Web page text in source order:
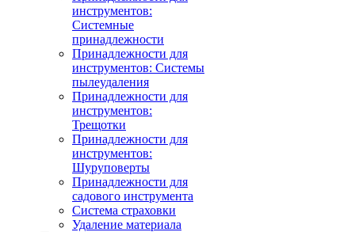
инструментов:
Системные
принадлежности
Принадлежности для
инструментов: Системы
пылеудаления
Принадлежности для
инструментов:
Трещотки
Принадлежности для
инструментов:
Шуруповерты
Принадлежности для
садового инструмента
Система страховки
Удаление материала